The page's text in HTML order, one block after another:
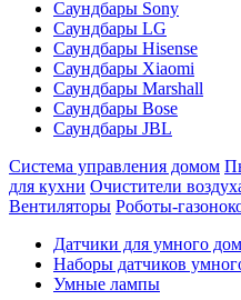
Саундбары Sony
Саундбары LG
Саундбары Hisense
Саундбары Xiaomi
Саундбары Marshall
Саундбары Bose
Саундбары JBL
Система управления домом
для кухни Очистители
Вентиляторы Роботы-
Датчики для умного
Наборы датчиков
Умные лампы